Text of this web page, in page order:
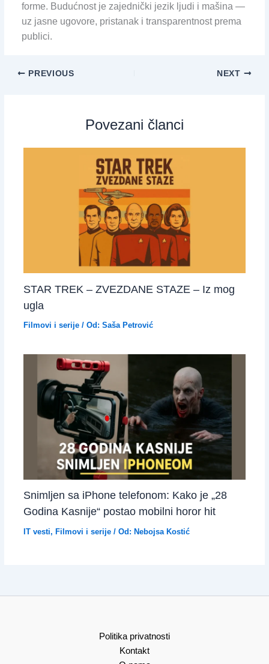
forme. Budućnost je zajednički jezik ljudi i mašina —
uz jasne ugovore, pristanak i transparentnost prema
publici.
PREVIOUS NEXT
Povezani članci
STAR TREK – ZVEZDANE STAZE – Iz mog
ugla
Filmovi i serije/ Od: Saša Petrović
Snimljen sa iPhone telefonom: Kako je „28
Godina Kasnije“ postao mobilni horor hit
IT vesti, Filmovi i serije/ Od: Nebojsa Kostić
Politika privatnosti
Kontakt